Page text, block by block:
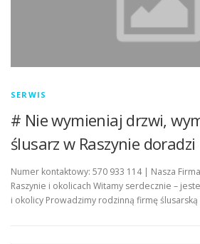
SERWIS
# Nie wymieniaj drzwi,
ślusarz w Raszynie doradzi
Numer kontaktowy: 570 933 114 | Nasza
Raszynie i okolicach Witamy serdecznie –
i okolicy Prowadzimy rodzinną firmę ślusarską